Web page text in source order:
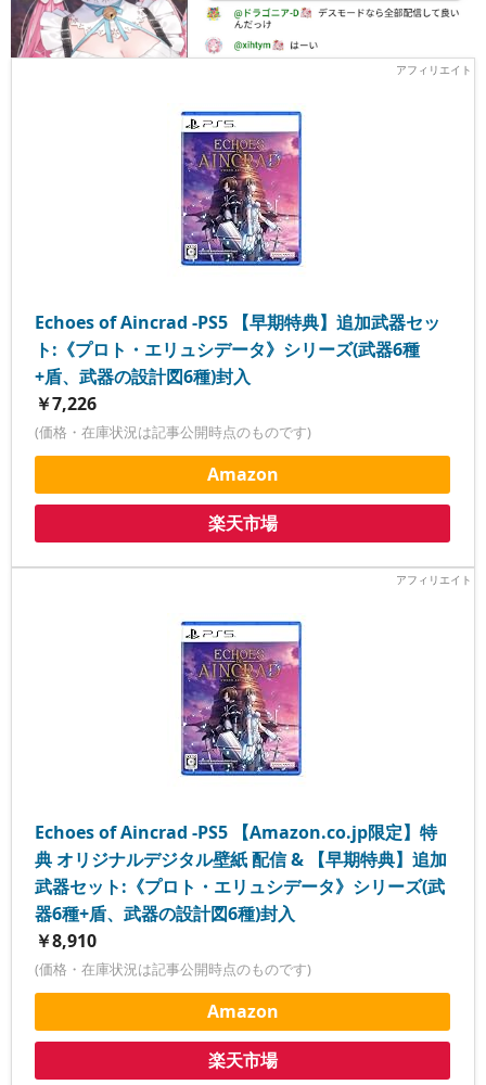
Echoes of Aincrad -PS5 【早期特典】追加武器セッ
ト:《プロト・エリュシデータ》シリーズ(武器6種
+盾、武器の設計図6種)封入
￥7,226
(価格・在庫状況は記事公開時点のものです)
Amazon
楽天市場
Echoes of Aincrad -PS5 【Amazon.co.jp限定】特
典 オリジナルデジタル壁紙 配信 & 【早期特典】追加
武器セット:《プロト・エリュシデータ》シリーズ(武
器6種+盾、武器の設計図6種)封入
￥8,910
(価格・在庫状況は記事公開時点のものです)
Amazon
楽天市場